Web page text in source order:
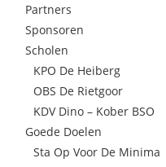
Partners
Sponsoren
Scholen
KPO De Heiberg
OBS De Rietgoor
KDV Dino – Kober BSO
Goede Doelen
Sta Op Voor De Minima